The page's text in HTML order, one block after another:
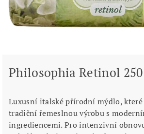
Philosophia Retinol
Luxusní italské přírodní mýdlo,
tradiční řemeslnou výrobu s
ingrediencemi. Pro intenzivní